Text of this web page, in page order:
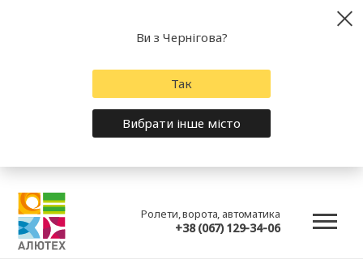
Ролети, ворота, автоматика
+38 (067) 129-34-06
Ви з Чернігова?
Так
Вибрати інше місто